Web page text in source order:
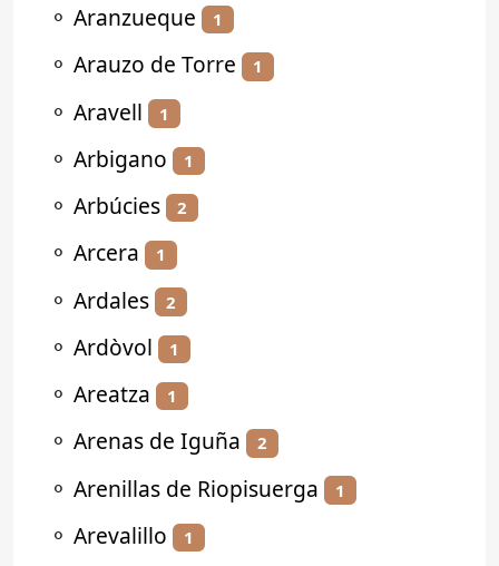
⚬ Aranzueque 1
⚬ Arauzo de Torre 1
⚬ Aravell 1
⚬ Arbigano 1
⚬ Arbúcies 2
⚬ Arcera 1
⚬ Ardales 2
⚬ Ardòvol 1
⚬ Areatza 1
⚬ Arenas de Iguña 2
⚬ Arenillas de Riopisuerga 1
⚬ Arevalillo 1